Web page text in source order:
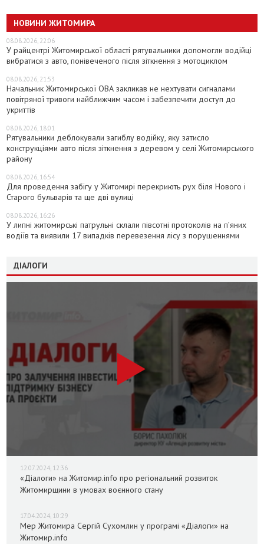
НОВИНИ ЖИТОМИРА
08.08.2026, 22:06
У райцентрі Житомирської області рятувальники допомогли водійці
вибратися з авто, понівеченого після зіткнення з мотоциклом
08.08.2026, 21:53
Начальник Житомирської ОВА закликав не нехтувати сигналами
повітряної тривоги найближчим часом і забезпечити доступ до
укриттів
08.08.2026, 18:01
Рятувальники деблокували загиблу водійку, яку затисло
конструкціями авто після зіткнення з деревом у селі Житомирського
району
08.08.2026, 16:54
Для проведення забігу у Житомирі перекриють рух біля Нового і
Старого бульварів та ще дві вулиці
08.08.2026, 16:26
У липні житомирські патрульні склали півсотні протоколів на пʼяних
водіїв та виявили 17 випадків перевезення лісу з порушеннями
ДІАЛОГИ
12.07.2024, 12:36
«Діалоги» на Житомир.info про регіональний розвиток
Житомирщини в умовах воєнного стану
17.04.2024, 10:29
Мер Житомира Сергій Сухомлин у програмі «Діалоги» на
Житомир.info